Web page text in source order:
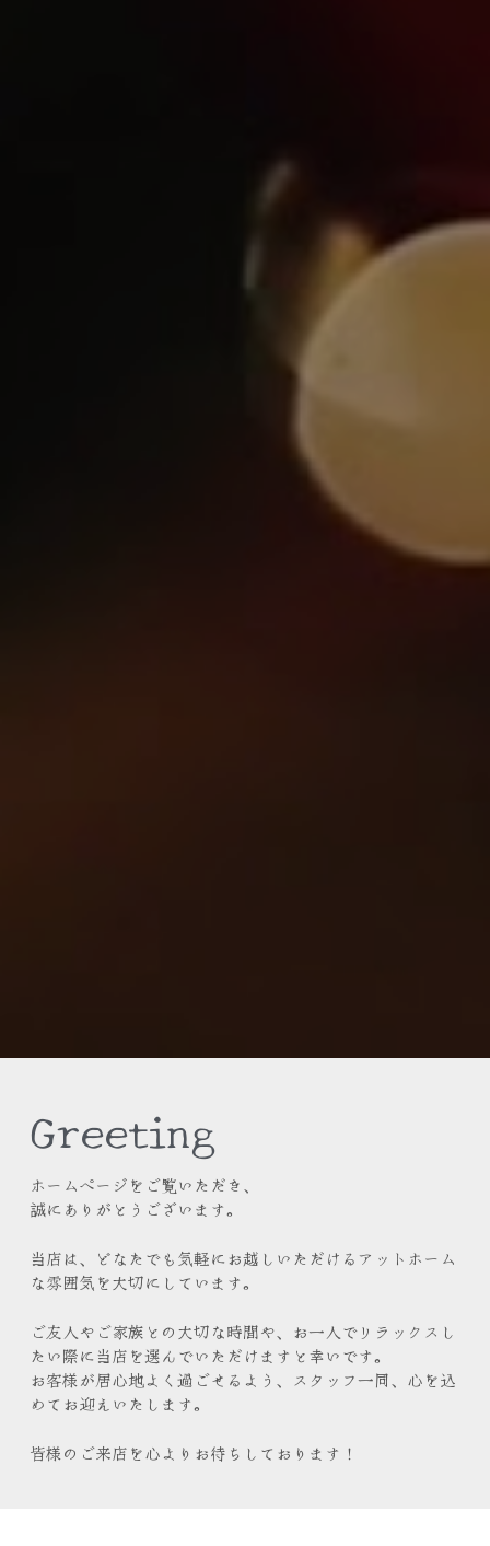
Greeting
ホームページをご覧いただき、
誠にありがとうございます。
当店は、どなたでも気軽にお越しいただけるアットホーム
な雰囲気を大切にしています。
ご友人やご家族との大切な時間や、お一人でリラックスし
たい際に当店を選んでいただけますと幸いです。
お客様が居心地よく過ごせるよう、スタッフ一同、心を込
めてお迎えいたします。
皆様のご来店を心よりお待ちしております！